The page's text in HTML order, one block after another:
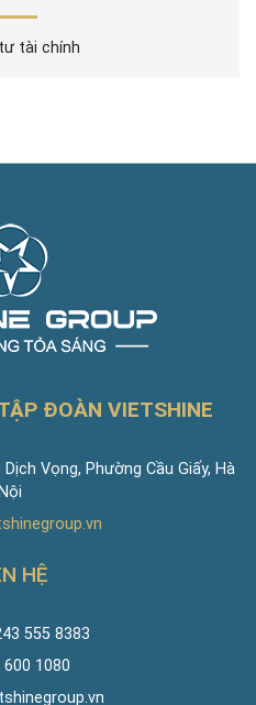
tài chính
ĐOÀN VIETSHINE
Vọng, Phường Cầu Giấy, Hà
Nội
HỆ
555 8383
600 1080